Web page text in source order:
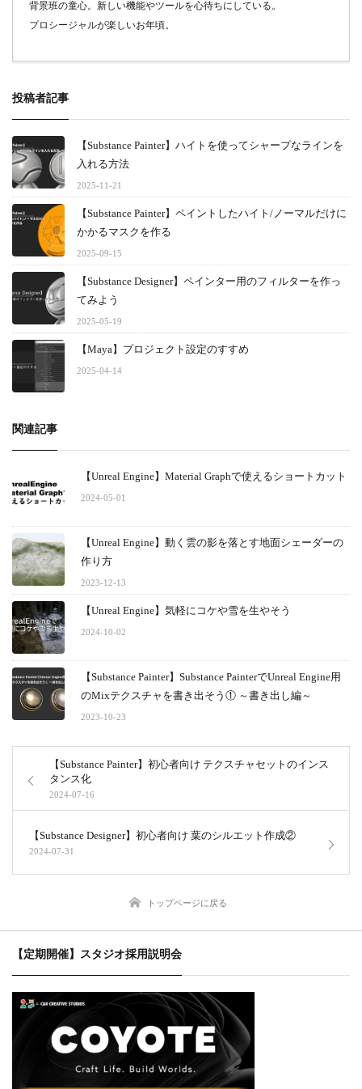
背景班の童心。新しい機能やツールを心待ちにしている。
プロシージャルが楽しいお年頃。
投稿者記事
【Substance Painter】ハイトを使ってシャープなラインを
入れる方法
2025-11-21
【Substance Painter】ペイントしたハイト/ノーマルだけに
かかるマスクを作る
2025-09-15
【Substance Designer】ペインター用のフィルターを作っ
てみよう
2025-05-19
【Maya】プロジェクト設定のすすめ
2025-04-14
関連記事
【Unreal Engine】Material Graphで使えるショートカット
2024-05-01
【Unreal Engine】動く雲の影を落とす地面シェーダーの
作り方
2023-12-13
【Unreal Engine】気軽にコケや雪を生やそう
2024-10-02
【Substance Painter】Substance PainterでUnreal Engine用
のMixテクスチャを書き出そう① ～書き出し編～
2023-10-23
【Substance Painter】初心者向け テクスチャセットのインス
タンス化
2024-07-16
【Substance Designer】初心者向け 葉のシルエット作成②
2024-07-31
トップページに戻る
【定期開催】スタジオ採用説明会